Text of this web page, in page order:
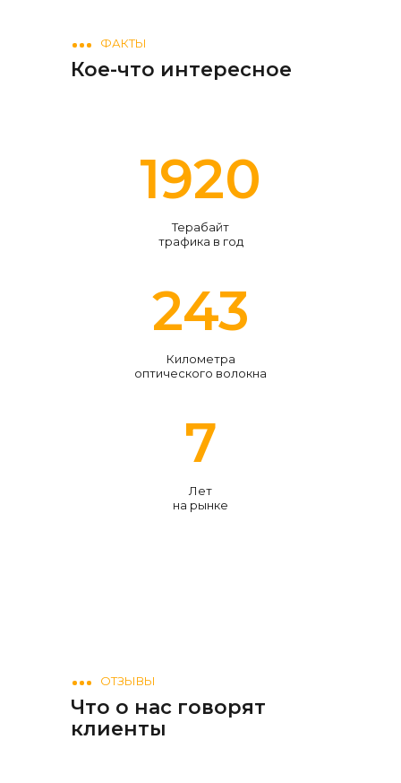
ФАКТЫ
Кое-что интересное
2292
Терабайт
трафика в год
290
Километра
оптического волокна
8
Лет
на рынке
ОТЗЫВЫ
Что о нас говорят
клиенты